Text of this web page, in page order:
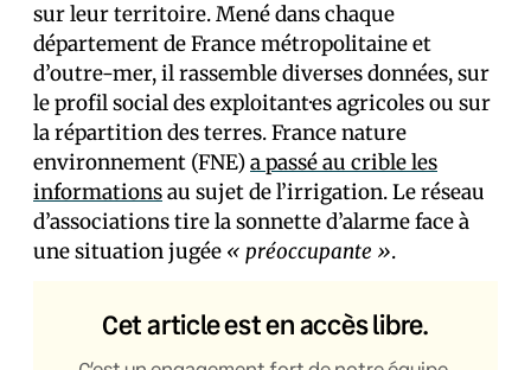
sur leur territoire. Mené dans chaque
département de France métropolitaine et
d’outre-mer, il rassemble diverses données, sur
le profil social des exploitant·es agricoles ou sur
la répartition des terres. France nature
environnement (FNE)a passé au crible les
informationsau sujet de l’irrigation. Le réseau
d’associations tire la sonnette d’alarme face à
une situation jugée « préoccupante ».
Cet article est en accès libre.